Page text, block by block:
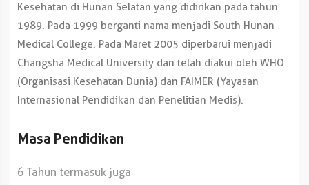
Kesehatan di Hunan Selatan yang didirikan pada tahun
1989. Pada 1999 berganti nama menjadi South Hunan
Medical College. Pada Maret 2005 diperbarui menjadi
Changsha Medical University dan telah diakui oleh WHO
(Organisasi Kesehatan Dunia) dan FAIMER (Yayasan
Internasional Pendidikan dan Penelitian Medis).
Masa Pendidikan
6 Tahun termasuk juga